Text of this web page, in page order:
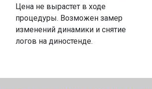
Цена не вырастет в ходе
процедуры. Возможен замер
изменений динамики и снятие
логов на диностенде.